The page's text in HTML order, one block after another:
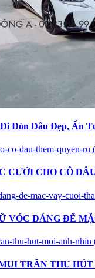
Đón Dâu Đẹp, Ấn
CƯỚI CHO CÔ
VÓC DÁNG ĐỂ
TRẦN THU